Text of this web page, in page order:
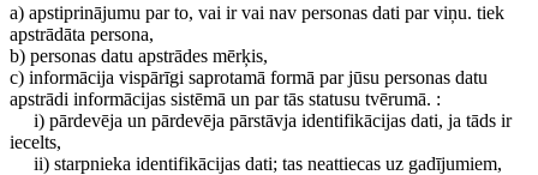
a) apstiprinājumu par to, vai ir vai nav personas dati par viņu. tiek
apstrādāta persona,
b) personas datu apstrādes mērķis,
c) informācija vispārīgi saprotamā formā par jūsu personas datu
apstrādi informācijas sistēmā un par tās statusu tvērumā. :
i) pārdevēja un pārdevēja pārstāvja identifikācijas dati, ja tāds ir
iecelts,
ii) starpnieka identifikācijas dati; tas neattiecas uz gadījumiem,